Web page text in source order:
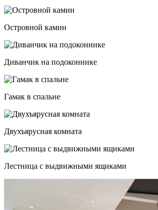
Островной камин
Диванчик на подоконнике
Гамак в спальне
Двухъярусная комната
Лестница с выдвижными ящиками